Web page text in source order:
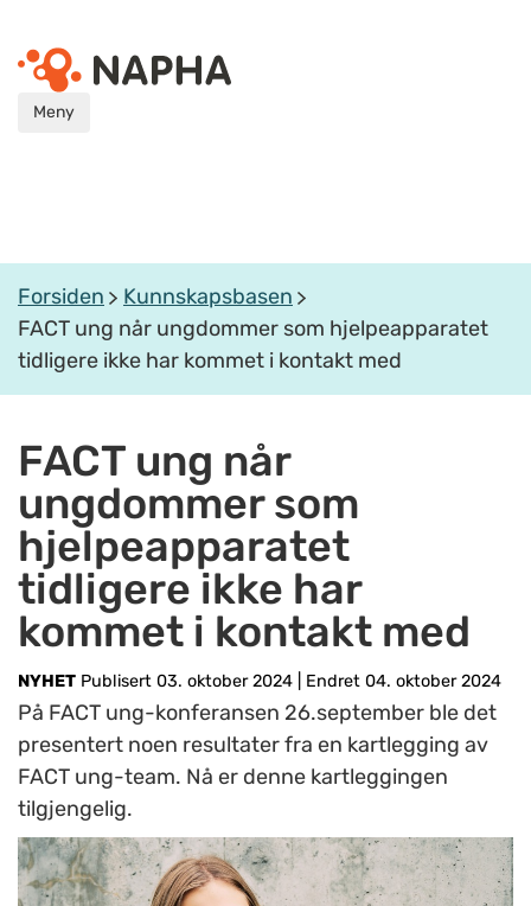
Meny
Forsiden
Kunnskapsbasen
FACT ung når ungdommer som hjelpeapparatet
tidligere ikke har kommet i kontakt med
FACT ung når
ungdommer som
hjelpeapparatet
tidligere ikke har
kommet i kontakt med
NYHET Publisert 03. oktober 2024 Endret 04. oktober 2024
På FACT ung-konferansen 26.september ble det
presentert noen resultater fra en kartlegging av
FACT ung-team. Nå er denne kartleggingen
tilgjengelig.